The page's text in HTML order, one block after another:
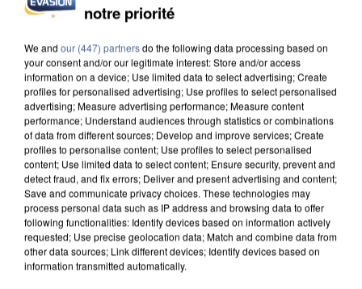
INCENDIES : L’ÎLE-DE-FRANCE LANCE UN ÉLAN
DE SOLIDARITÉ AVEC LES...
notre priorité
We and our (447) partnersdo the following data processing based on
your consent and/or our legitimate interest: Store and/or access
information on a device; Use limited data to select advertising; Create
profiles for personalised advertising; Use profiles to select personalised
advertising; Measure advertising performance; Measure content
performance; Understand audiences through statistics or combinations
of data from different sources; Develop and improve services; Create
profiles to personalise content; Use profiles to select personalised
content; Use limited data to select content; Ensure security, prevent and
detect fraud, and fix errors; Deliver and present advertising and content;
Save and communicate privacy choices. These technologies may
process personal data such as IP address and browsing data to offer
following functionalities: Identify devices based on information actively
requested; Use precise geolocation data; Match and combine data from
other data sources; Link different devices; Identify devices based on
information transmitted automatically.